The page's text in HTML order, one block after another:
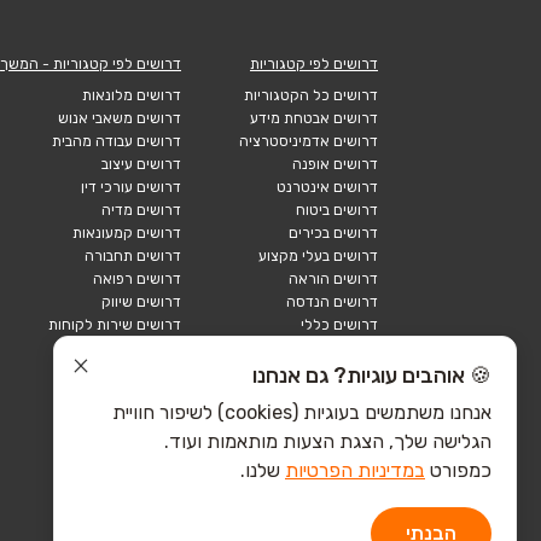
דרושים לפי קטגוריות
דרושים כל הקטגוריות
דרושים אבטחת מידע
דרושים אדמיניסטרציה
דרושים אופנה
דרושים אינטרנט
דרושים ביטוח
דרושים בכירים
דרושים בעלי מקצוע
דרושים הוראה
דרושים הנדסה
דרושים כללי
דרושים לוגיסטיקה
דרושים מכירות
הייטק חומרה
דרושים לפי קטגוריות - המשך
דרושים מלונאות
דרושים משאבי אנוש
דרושים עבודה מהבית
דרושים עיצוב
דרושים עורכי דין
דרושים מדיה
דרושים קמעונאות
דרושים תחבורה
דרושים רפואה
דרושים שיווק
דרושים שירות לקוחות
הייטק כללי
הייטק תוכנה
🍪 אוהבים עוגיות? גם אנחנו
אנחנו משתמשים בעוגיות (cookies) לשיפור חוויית
הגלישה שלך, הצגת הצעות מותאמות ועוד.
כמפורט במדיניות הפרטיות שלנו.
הבנתי